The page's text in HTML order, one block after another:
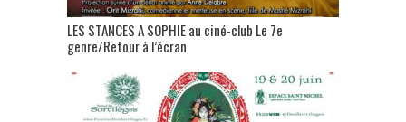
LES STANCES A SOPHIE au ciné-club Le 7e
genre/Retour à l’écran